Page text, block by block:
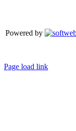
Powered by
Page load link